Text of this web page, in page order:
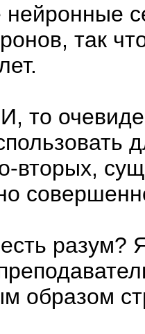
так
то
вторых,
образом